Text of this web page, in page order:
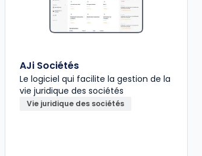
AJi Sociétés
Le logiciel qui facilite la gestion de la
vie juridique des sociétés
Vie juridique des sociétés